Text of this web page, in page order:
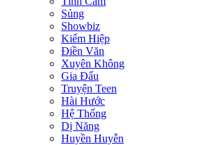
Sủng
Showbiz
Kiếm Hiệp
Điền Văn
Xuyên Không
Gia Đấu
Truyện Teen
Hài Hước
Hệ Thống
Dị Năng
Huyền Huyễn